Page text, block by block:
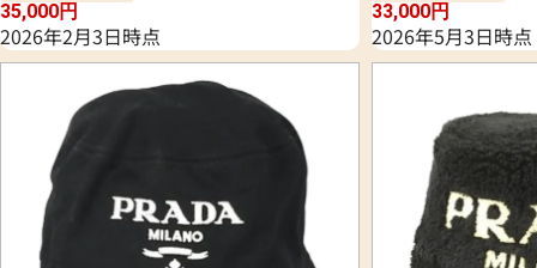
35,000円
2026年2月3日時点
33,000円
2026年5月3日時点